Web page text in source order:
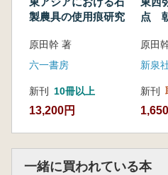
製農具の使用痕研究
原田幹 著
六一書房
新刊 10冊以上
13,200円
点
原田
新泉
新刊
一緒に買われている本